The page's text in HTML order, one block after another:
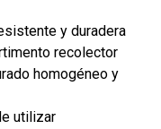
y duradera
recolector
homogéneo y
utilizar